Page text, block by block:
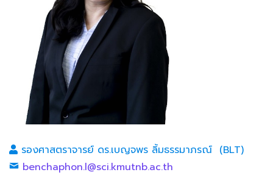
รองศาสตราจารย์ ดร.เบญจพร ลิ้มธรรมาภรณ์ (BLT)
benchaphon.l@sci.kmutnb.ac.th